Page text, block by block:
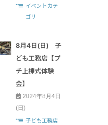
イベントカテ
ゴリ
8月4日(日) 子
ども工務店【プ
チ上棟式体験
会】
2024年8月4日
(日)
子ども工務店